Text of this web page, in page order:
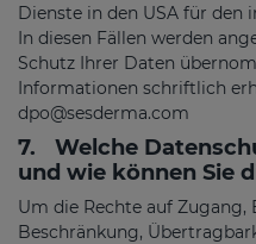
Dienste in den USA für den
In diesen Fällen werden
Schutz Ihrer Daten
Informationen schriftlich
dpo@sesderma.com
7.
Welche
und wie können Sie
Um die Rechte auf
Beschränkung,